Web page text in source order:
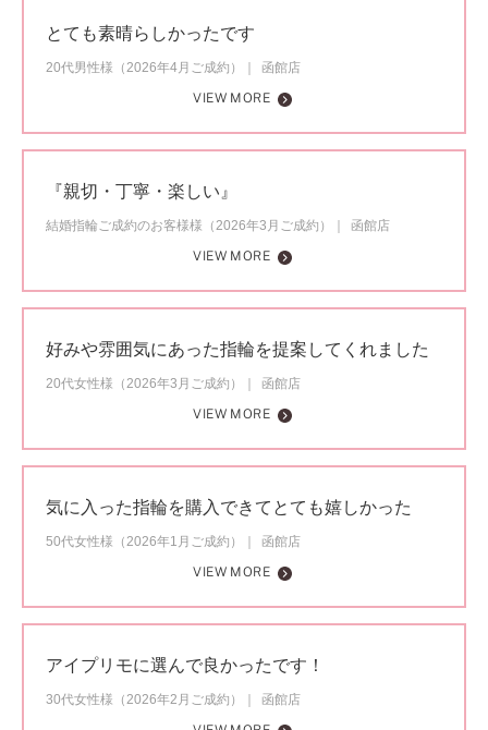
とても素晴らしかったです
20代男性様（2026年4月ご成約）
函館店
VIEW MORE
『親切・丁寧・楽しい』
結婚指輪ご成約のお客様様（2026年3月ご成約）
函館店
VIEW MORE
好みや雰囲気にあった指輪を提案してくれました
20代女性様（2026年3月ご成約）
函館店
VIEW MORE
気に入った指輪を購入できてとても嬉しかった
50代女性様（2026年1月ご成約）
函館店
VIEW MORE
アイプリモに選んで良かったです！
30代女性様（2026年2月ご成約）
函館店